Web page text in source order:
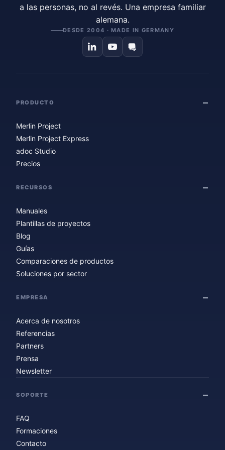
a las personas, no al revés. Una empresa familiar
alemana.
DESDE 2004 · MADE IN GERMANY
PRODUCTO
Merlin Project
Merlin Project Express
adoc Studio
Precios
RECURSOS
Manuales
Plantillas de proyectos
Blog
Guías
Comparaciones de productos
Soluciones por sector
EMPRESA
Acerca de nosotros
Referencias
Partners
Prensa
Newsletter
SOPORTE
FAQ
Formaciones
Contacto